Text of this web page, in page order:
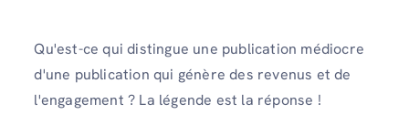
Qu'est-ce qui distingue une publication médiocre
d'une publication qui génère des revenus et de
l'engagement ? La légende est la réponse !